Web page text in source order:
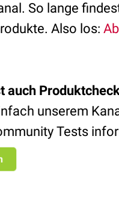
So lange
Also los:
auch
unserem
Tests